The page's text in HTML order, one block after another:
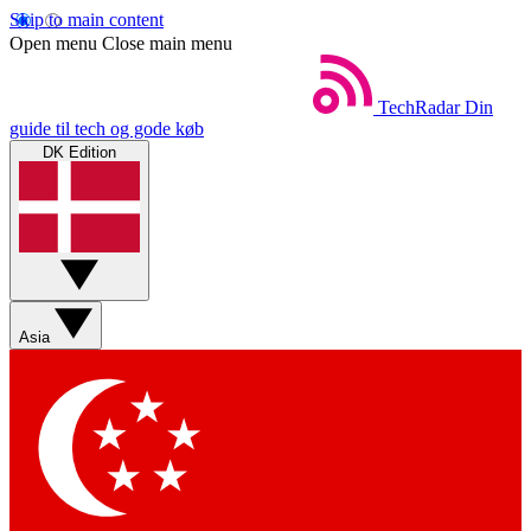
Skip to main content
Open menu Close main menu
TechRadar Din
guide til tech og gode køb
DK Edition
Asia